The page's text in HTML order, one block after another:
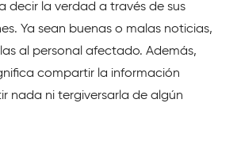
decir la verdad a través de sus
Ya sean buenas o malas noticias,
al personal afectado. Además,
compartir la información
nada ni tergiversarla de algún